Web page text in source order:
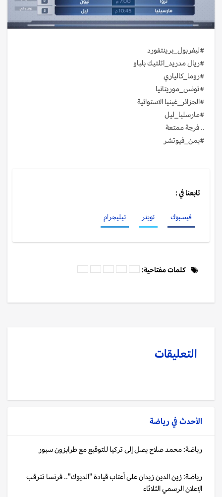
#ليفربول_برينتفورد
#ريال مدريد_اتلتيك بلباو
#روما_كالياري
#تونس_موريتانيا
#الجزائر_غينيا الاستوائية
#مارسليا_ليل
.. فرجة ممتعة
#يمن_فيوتشر
تابعنا في :
فيسبوك تويتر تيليجرام
كلمات مفتاحية:
التعليقات
الأحدث فيرياضة
رياضة: محمد صلاح يصل إلى تركيا للتوقيع مع طرابزون سبور
رياضة: زين الدين زيدان على أعتاب قيادة "الديوك".. فرنسا تترقب
الإعلان الرسمي الثلاثاء